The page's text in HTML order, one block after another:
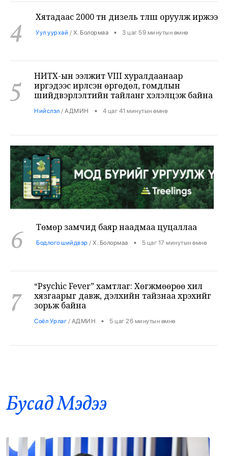
4
5
иргэдээс ирүүлсэн өргөдөл, гомдлын
шийдвэрлэлтийн тайланг хэлэлцэж байна
Нийслэл/АДМИН • 4 цаг 41 минутын өмнө
6 Төмөр замчид баяр наадмаа цуцаллаа
7
хязгаарыг давж, дэлхийн тайзнаа хүрэхийг
зорьж байна
Соёл Урлаг/АДМИН • 5 цаг 26 минутын өмнө
8
босголтод 80 мянган евро хандивлав
9
Хирошимагийн эмгэнэлт өдрийг дэлхий
дахин дурсан санаж, Япон цөмийн зэвсгээс
Дэлхий/АДМИН • 6 цаг 7 минутын өмнө
Бусад Mэдээ